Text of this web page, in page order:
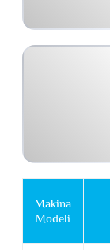
Makina
Modeli